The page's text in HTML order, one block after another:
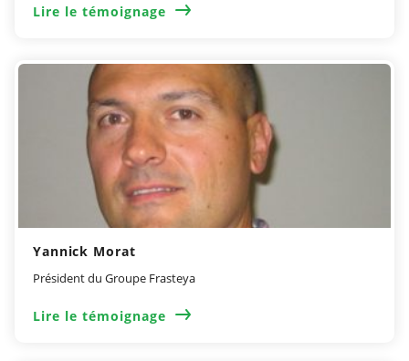
Lire le témoignage
Yannick Morat
Président du Groupe Frasteya
Lire le témoignage